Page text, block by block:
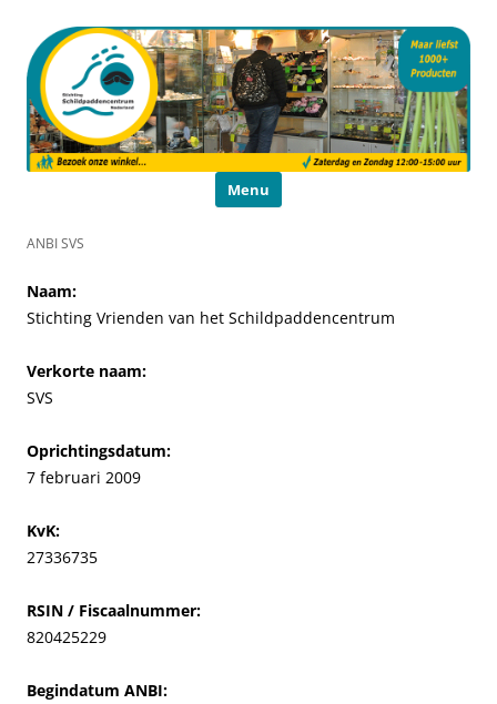
Menu
ANBI SVS
Naam:
Stichting Vrienden van het Schildpaddencentrum
Verkorte naam:
SVS
Oprichtingsdatum:
7 februari 2009
KvK:
27336735
RSIN / Fiscaalnummer:
820425229
Begindatum ANBI: